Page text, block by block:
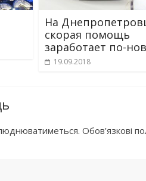
На
скорая помощь
заработает по-
19.09.2018
Обов’язкові